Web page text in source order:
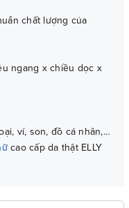
chất lượng của
ngang x chiều dọc x
ví, son, đồ cá nhân,…
cao cấp da thật ELLY